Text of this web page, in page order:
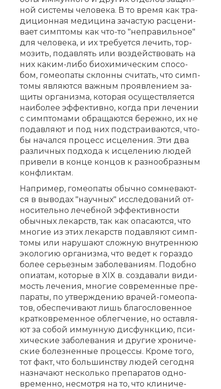
ной си­сте­мы че­ло­ве­ка. В то вре­мя как тра­
ди­ци­он­ная ме­ди­ци­на за­ча­стую рас­це­ни­
ва­ет симп­то­мы как что-то "не­пра­виль­ное"
для че­ло­ве­ка, и их тре­бу­ет­ся ле­чить, тор­
мо­зить, по­дав­лять или воз­дей­ство­вать на
них ка­ким-ли­бо био­хи­ми­че­ским спо­со­
бом, го­мео­па­ты склон­ны счи­тать, что симп­
то­мы яв­ля­ют­ся важ­ным про­яв­ле­ни­ем за­
щи­ты ор­га­низ­ма, ко­то­рая осу­ществ­ля­ет­ся
наи­бо­лее эф­фек­тив­но, ко­гда при ле­че­нии
с симп­то­ма­ми об­ра­ща­ют­ся бе­реж­но, их не
по­дав­ля­ют и под них под­стра­и­ва­ют­ся, что­
бы на­чал­ся про­цесс ис­це­ле­ния. Эти два
раз­лич­ных под­хо­да к ис­це­ле­нию лю­дей
при­ве­ли в кон­це кон­цов к раз­но­об­раз­ным
кон­флик­там.
На­при­мер, го­мео­па­ты обыч­но со­мне­ва­ют­
ся в вы­во­дах "на­уч­ных" ис­сле­до­ва­ний от­
но­си­тель­но ле­чеб­ной эф­фек­тив­но­сти
обыч­ных ле­карств, так как опа­са­ют­ся, что
мно­гие из этих ле­карств по­дав­ля­ют симп­
то­мы или на­ру­ша­ют слож­ную внут­рен­нюю
эко­ло­гию ор­га­низ­ма, что ве­дет к го­раз­до
бо­лее се­рьез­ным за­бо­ле­ва­ни­ям. По­доб­но
опи­а­там, ко­то­рые в XIX в. со­зда­ва­ли ви­ди­
мость ле­че­ния, мно­гие со­вре­мен­ные пре­
па­ра­ты, по утвер­жде­нию вра­чей-го­мео­па­
тов, обес­пе­чи­ва­ют лишь бла­го­сло­вен­ное
крат­ко­вре­мен­ное об­лег­че­ние, но остав­ля­
ют за со­бой им­мун­ную дис­функ­цию, пси­
хи­че­ские за­бо­ле­ва­ния и дру­гие хро­ни­че­
ские бо­лез­нен­ные про­цес­сы. Кро­ме то­го,
тот факт, что боль­шин­ству лю­дей се­го­дня
на­зна­ча­ют не­сколь­ко пре­па­ра­тов од­но­
вре­мен­но, не­смот­ря на то, что кли­ни­че­